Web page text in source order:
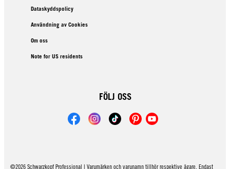
Dataskyddspolicy
Användning av Cookies
Om oss
Note for US residents
FÖLJ OSS
©2026 Schwarzkopf Professional | Varumärken och varunamn tillhör respektive ägare. Endast